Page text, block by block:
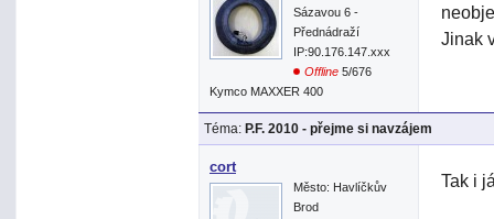
Sázavou 6 -
Přednádraží
IP:90.176.147.xxx
Offline 5/676
Kymco MAXXER 400
Jinak
Téma: P.F. 2010 - přejme si navzájem
cort
Město: Havlíčkův
Brod
Tak i